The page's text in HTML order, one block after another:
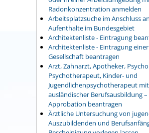
Radonkonzentration anmelden
Arbeitsplatzsuche im Anschluss an
Aufenthalte im Bundesgebiet
Architektenliste - Eintragung
Architektenliste - Eintragung einer
Gesellschaft beantragen
Arzt, Zahnarzt, Apotheker,
Psychotherapeut, Kinder- und
Jugendlichenpsychotherapeut mit
ausländischer Berufsausbildung –
Approbation beantragen
Ärztliche Untersuchung von
Auszubildenden und